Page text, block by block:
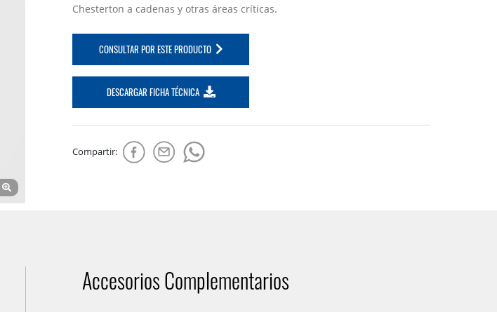
Chesterton a cadenas y otras áreas críticas.
CONSULTAR POR ESTE PRODUCTO
DESCARGAR FICHA TÉCNICA
Compartir:
Accesorios Complementarios